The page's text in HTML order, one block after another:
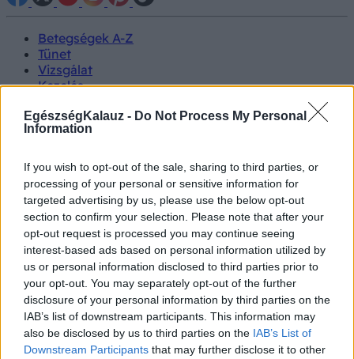
EgészségKalauz - Do Not Process My Personal
Information
If you wish to opt-out of the sale, sharing to third parties, or
processing of your personal or sensitive information for
targeted advertising by us, please use the below opt-out
section to confirm your selection. Please note that after your
opt-out request is processed you may continue seeing
interest-based ads based on personal information utilized by
us or personal information disclosed to third parties prior to
your opt-out. You may separately opt-out of the further
disclosure of your personal information by third parties on the
IAB’s list of downstream participants. This information may
also be disclosed by us to third parties on the IAB’s List of
Downstream Participants that may further disclose it to other
Betegségek A-Z
Tünet
Vizsgálat
Kezelés
Kutatás
Prevenció
Videók
Kisállatok egészsége
#allergia #influenza#cukorbetegség
#orvosmeteorológia#vérnyomás #stroke#rákbetegség
#pajzsmirigy#reflux#ekcéma#herpesz
Regisztráció
Krónikus betegségek